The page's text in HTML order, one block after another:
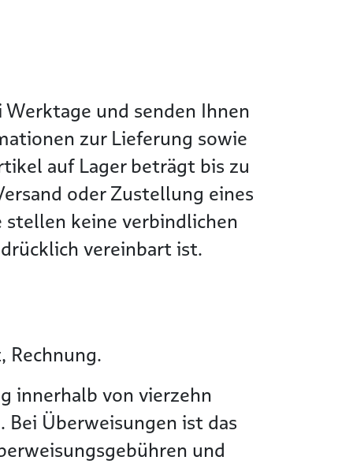
und senden Ihnen
zur Lieferung sowie
auf Lager beträgt bis zu
oder Zustellung eines
stellen keine verbindlichen
vereinbart ist.
Rechnung.
innerhalb von vierzehn
Überweisungen ist das
und